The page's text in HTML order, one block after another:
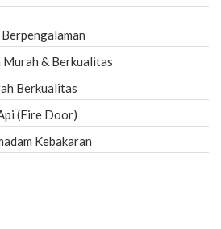
& Berkualitas
Berkualitas
(Fire Door)
Kebakaran